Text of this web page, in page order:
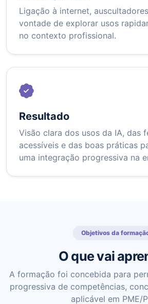
Ligação à internet,
vontade de explorar usos
no contexto profissional.
Resultado
Visão clara dos usos da IA, das
acessíveis e das boas práticas
uma integração progressiva na
Objetivos da
O que vai
A formação foi concebida para
progressiva de competências,
aplicável em PME/